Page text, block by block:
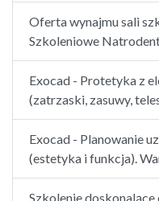
Oferta wynajmu sali
Szkoleniowe
Exocad - Protetyka z
(zatrzaski, zasuwy,
Exocad - Planowanie
(estetyka i funkcja).
Szkolenie